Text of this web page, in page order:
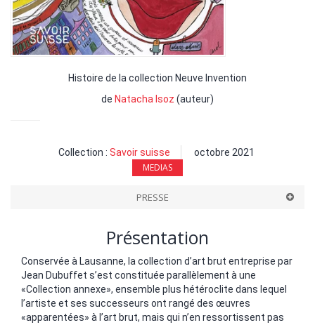
Histoire de la collection Neuve Invention
de Natacha Isoz (auteur)
Collection : Savoir suisse octobre 2021
MEDIAS
PRESSE
Présentation
Conservée à Lausanne, la collection d’art brut entreprise par
Jean Dubuffet s’est constituée parallèlement à une
«Collection annexe», ensemble plus hétéroclite dans lequel
l’artiste et ses successeurs ont rangé des œuvres
«apparentées» à l’art brut, mais qui n’en ressortissent pas